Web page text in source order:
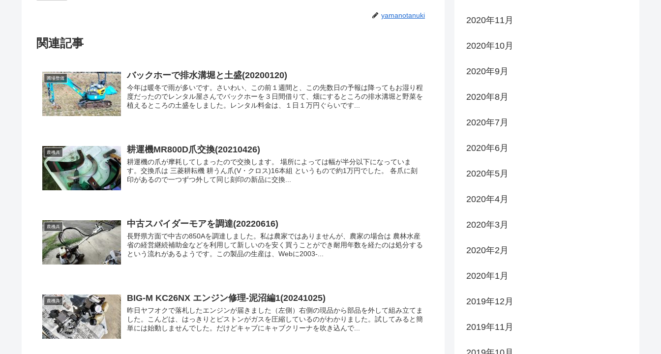
yamanotanuki
関連記事
圃場整備 バックホーで排水溝堀と土盛(20200120)
今年は暖冬で雨が多いです。さいわい、この前１週間と、この先数日の予報は降ってもお湿り程
度だったのでレンタル屋さんでバックホーを３日間借りて、畑にするところの排水溝堀と野菜を
植えるところの土盛をしました。レンタル料金は、１日１万円ぐらいです...
農機具 耕運機MR800D爪交換(20210426)
耕運機の爪が摩耗してしまったので交換します。 場所によっては幅が半分以下になっていま
す。交換爪は 三菱耕耘機 耕うん爪(V・クロス)16本組 というもので約1万円でした。 各爪に刻
印があるので一つずつ外して同じ刻印の新品に交換...
農機具 中古スパイダーモアを調達(20220616)
長野県方面で中古の850Aを調達しました。私は農家ではありませんが、農家の場合は 農林水産
省の経営継続補助金などを利用して新しいのを安く買うことができ耐用年数を経たのは処分する
という流れがあるようです。この製品の生産は、Webに2003-...
農機具 BIG-M KC26NX エンジン修理-泥沼編1(20241025)
昨日ヤフオクで落札したエンジンが届きました（左側）右側の現品から部品を外して組み立てま
した。こんどは、はっきりとピストンがガスを圧縮しているのがわかりました。試してみると簡
単には始動しませんでした。だけどキャブにキャブクリーナを吹き込んで...
2020年11月
2020年10月
2020年9月
2020年8月
2020年7月
2020年6月
2020年5月
2020年4月
2020年3月
2020年2月
2020年1月
2019年12月
2019年11月